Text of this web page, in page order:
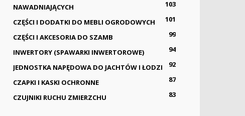
NAWADNIAJĄCYCH
103
CZĘŚCI I DODATKI DO MEBLI OGRODOWYCH
101
CZĘŚCI I AKCESORIA DO SZAMB
99
INWERTORY (SPAWARKI INWERTOROWE)
94
JEDNOSTKA NAPĘDOWA DO JACHTÓW I ŁODZI
92
CZAPKI I KASKI OCHRONNE
87
CZUJNIKI RUCHU ZMIERZCHU
83